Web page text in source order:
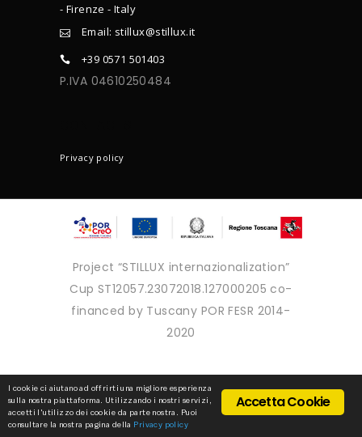
- Firenze - Italy
Email: stillux@stillux.it
+39 0571 501403
P.IVA 04610250484
Privacy policy
Project “STILLUX internazionalization”
Cup ST12057.23072018.127000205 co-
financed by Tuscany POR FESR 2014-
2020
Copyright © 2025 - Tutti i diritti
riservati
Accetta Cookie
I cookie ci aiutano ad offrirti una migliore esperienza
sulla nostra piattaforma. Utilizzando i nostri servizi,
accetti l'utilizzo dei cookie da parte nostra. Puoi
consultare la nostra pagina della Privacy policy